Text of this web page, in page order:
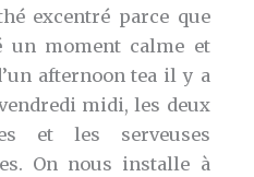
excentré parce que
un moment calme et
afternoon tea il y a
midi, les deux
et les serveuses
On nous installe à